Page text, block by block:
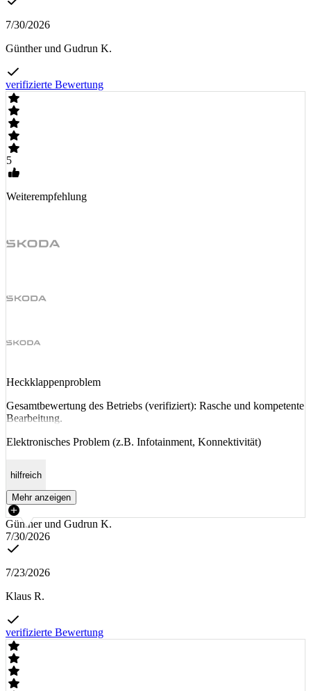
7/30/2026
Günther und Gudrun K.
verifizierte Bewertung
5
Weiterempfehlung
Heckklappenproblem
Gesamtbewertung des Betriebs (verifiziert): Rasche und kompetente
Bearbeitung.
Elektronisches Problem (z.B. Infotainment, Konnektivität)
hilfreich
Mehr anzeigen
Günther und Gudrun K.
7/30/2026
7/23/2026
Klaus R.
verifizierte Bewertung